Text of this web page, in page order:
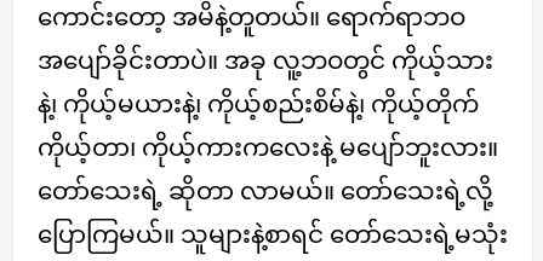
ကောင်းတော့ အမိနဲ့တူတယ်။ ရောက်ရာဘဝ
အပျော်ခိုင်းတာပဲ။ အခု လူ့ဘဝတွင် ကိုယ့်သား
နဲ့၊ ကိုယ့်မယားနဲ့၊ ကိုယ့်စည်းစိမ်နဲ့၊ ကိုယ့်တိုက်
ကိုယ့်တာ၊ ကိုယ့်ကားကလေးနဲ့ မပျော်ဘူးလား။
တော်သေးရဲ့ ဆိုတာ လာမယ်။ တော်သေးရဲ့လို့
ပြောကြမယ်။ သူများနဲ့စာရင် တော်သေးရဲ့မသုံး